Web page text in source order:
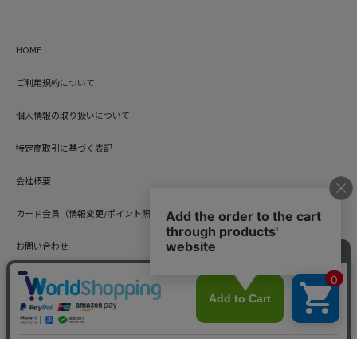
HOME
ご利用規約について
個人情報の取り扱いについて
特定商取引に基づく表記
会社概要
カード会員（情報変更/ポイント照会）
お問い合わせ